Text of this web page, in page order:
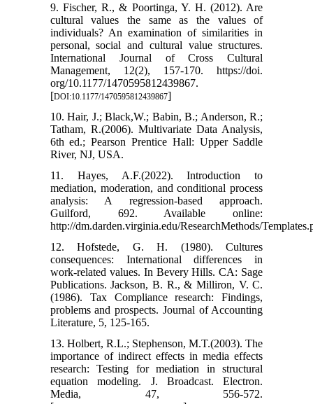
9. Fischer, R., & Poortinga, Y. H. (2012). Are
cultural values the same as the values of
individuals? An examination of similarities in
personal, social and cultural value structures.
International Journal of Cross Cultural
Management, 12(2), 157-170. https://doi.
org/10.1177/1470595812439867.
[DOI:10.1177/1470595812439867]
10. Hair, J.; Black,W.; Babin, B.; Anderson, R.;
Tatham, R.(2006). Multivariate Data Analysis,
6th ed.; Pearson Prentice Hall: Upper Saddle
River, NJ, USA.
11. Hayes, A.F.(2022). Introduction to
mediation, moderation, and conditional process
analysis: A regression-based approach.
Guilford, 692. Available online:
http://dm.darden.virginia.edu/ResearchMethods/
12. Hofstede, G. H. (1980). Cultures
consequences: International differences in
work-related values. In Bevery Hills. CA: Sage
Publications. Jackson, B. R., & Milliron, V. C.
(1986). Tax Compliance research: Findings,
problems and prospects. Journal of Accounting
Literature, 5, 125-165.
13. Holbert, R.L.; Stephenson, M.T.(2003). The
importance of indirect effects in media effects
research: Testing for mediation in structural
equation modeling. J. Broadcast. Electron.
Media, 47, 556-572.